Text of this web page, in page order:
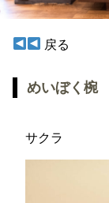
戻る
めいぼく椀
サクラ